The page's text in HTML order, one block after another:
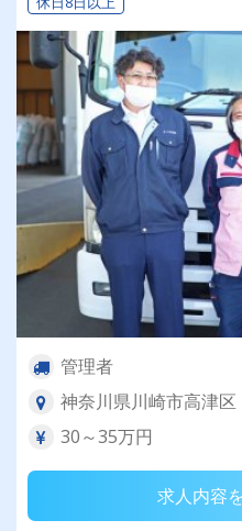
管理者
神奈川県川崎市高津区
30～35万円
求人内容